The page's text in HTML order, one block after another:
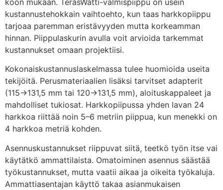
koon mukaan. TeräsWatti-valmispiippu on usein
kustannustehokkain vaihtoehto, kun taas harkkopiippu
tarjoaa paremman eristävyyden mutta korkeamman
hinnan. Piippulaskurin avulla voit arvioida tarkemmat
kustannukset omaan projektiisi.
Kokonaiskustannuslaskelmassa tulee huomioida useita
tekijöitä. Perusmateriaalien lisäksi tarvitset adapterit
(115→131,5 mm tai 120→131,5 mm), aloituskappaleet ja
mahdolliset tukiosat. Harkkopiipussa yhden lavan 24
harkkoa riittää noin 5–6 metriin piippua, kun menekki on
4 harkkoa metriä kohden.
Asennuskustannukset riippuvat siitä, teetkö työn itse vai
käytätkö ammattilaista. Omatoiminen asennus säästää
työkustannukset, mutta vaatii aikaa ja oikeita työkaluja.
Ammattiasentajan käyttö takaa asianmukaisen